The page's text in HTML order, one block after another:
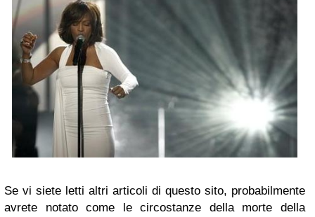
Se vi siete letti altri articoli di questo sito, probabilmente
avrete notato come le circostanze della morte della